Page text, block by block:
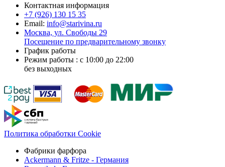
Контактная информация
+7 (926) 130 15 35
Email: info@starivina.ru
Москва, ул. Свободы 29
Посещение по предварительному звонку
График работы
Режим работы : с 10:00 до 22:00
без выходных
Политика обработки Cookie
Фабрики фарфора
Ackermann & Fritze - Германия